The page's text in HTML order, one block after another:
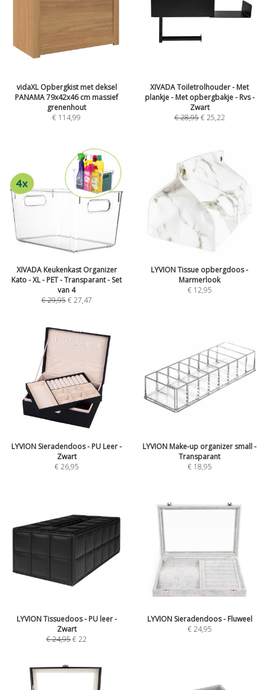
vidaXL Opbergkist met deksel
PANAMA 79x42x46 cm massief
grenenhout
€ 114,99
XIVADA Toiletrolhouder - Met
plankje - Met opbergbakje - Rvs -
Zwart
€28,95 €25,22
XIVADA Keukenkast Organizer
Kato - XL - PET - Transparant - Set
van 4
€29,95 €27,47
LYVION Tissue opbergdoos -
Marmerlook
€ 12,95
LYVION Sieradendoos - PU Leer -
Zwart
€26,95
LYVION Make-up organizer small -
Transparant
€ 18,95
LYVION Tissuedoos - PU leer -
Zwart
€24,95€22
LYVION Sieradendoos - Fluweel
€24,95